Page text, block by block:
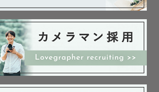
スト様が
る写真を撮影させていただきます。